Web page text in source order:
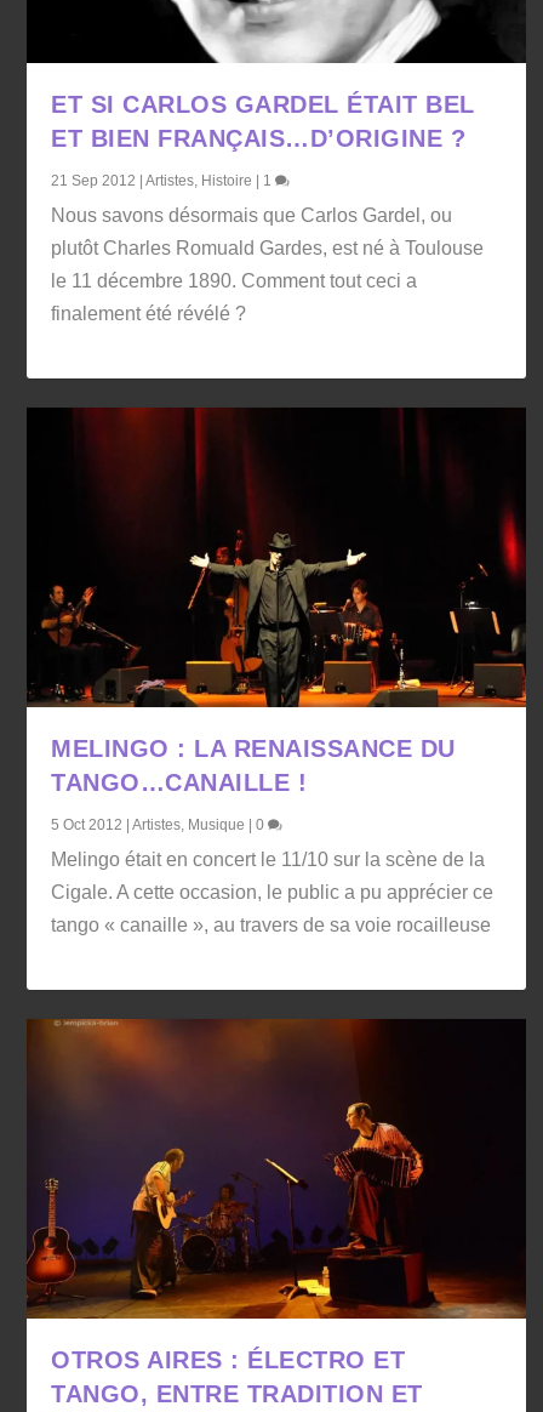
ET SI CARLOS GARDEL ÉTAIT BEL
ET BIEN FRANÇAIS…D’ORIGINE ?
21 Sep 2012 |Artistes, Histoire 1
Nous savons désormais que Carlos Gardel, ou
plutôt Charles Romuald Gardes, est né à Toulouse
le 11 décembre 1890. Comment tout ceci a
finalement été révélé ?
MELINGO : LA RENAISSANCE DU
TANGO…CANAILLE !
5 Oct 2012 |Artistes, Musique |0
Melingo était en concert le 11/10 sur la scène de la
Cigale. A cette occasion, le public a pu apprécier ce
tango « canaille », au travers de sa voie rocailleuse
OTROS AIRES : ÉLECTRO ET
TANGO, ENTRE TRADITION ET